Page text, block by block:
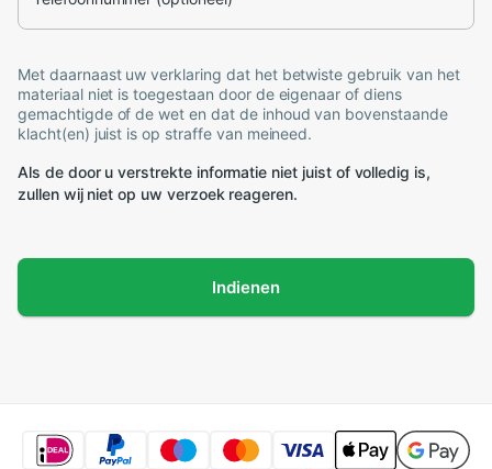
Met daarnaast uw verklaring dat het betwiste gebruik van het
materiaal niet is toegestaan door de eigenaar of diens
gemachtigde of de wet en dat de inhoud van bovenstaande
klacht(en) juist is op straffe van meineed.
Als de door u verstrekte informatie niet juist of volledig is,
zullen wij niet op uw verzoek reageren.
Indienen